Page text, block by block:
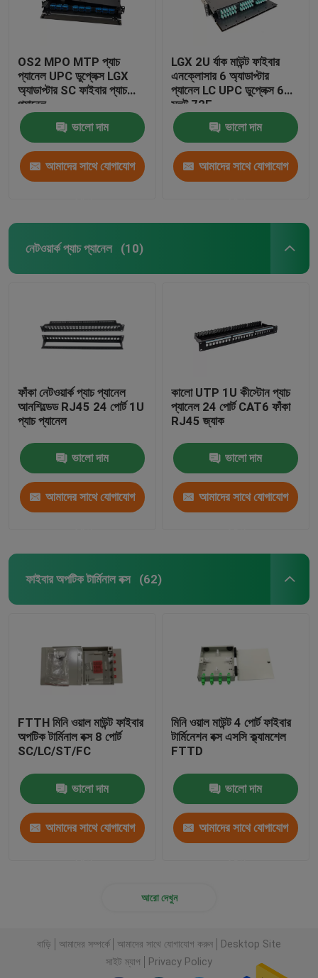
OS2 MPO MTP প্যাচ
প্যানেল UPC ডুপ্লেক্স LGX
অ্যাডাপ্টার SC ফাইবার প্যাচ
প্যানেল
ভালো দাম
আমাদের সাথে যোগাযোগ
LGX 2U র্যাক মাউন্ট ফাইবার
এনক্লোসার 6 অ্যাডাপ্টার
প্যানেল LC UPC ডুপ্লেক্স 6
স্লট 72F
ভালো দাম
আমাদের সাথে যোগাযোগ
নেটওয়ার্ক প্যাচ প্যানেল (10)
ফাঁকা নেটওয়ার্ক প্যাচ প্যানেল
আনশিল্ডেড RJ45 24 পোর্ট 1U
প্যাচ প্যানেল
ভালো দাম
আমাদের সাথে যোগাযোগ
কালো UTP 1U কীস্টোন প্যাচ
প্যানেল 24 পোর্ট CAT6 ফাঁকা
RJ45 জ্যাক
ভালো দাম
আমাদের সাথে যোগাযোগ
ফাইবার অপটিক টার্মিনাল বক্স (62)
FTTH মিনি ওয়াল মাউন্ট ফাইবার
অপটিক টার্মিনাল বক্স 8 পোর্ট
SC/LC/ST/FC
ভালো দাম
আমাদের সাথে যোগাযোগ
মিনি ওয়াল মাউন্ট 4 পোর্ট ফাইবার
টার্মিনেশন বক্স এসসি ক্ল্যামশেল
FTTD
ভালো দাম
আমাদের সাথে যোগাযোগ
আরো দেখুন
বাড়ি আমাদের সম্পর্কে আমাদের সাথে যোগাযোগ করুন
Desktop Site
সাইট ম্যাপ
Privacy Policy